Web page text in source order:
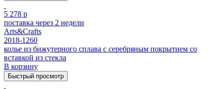
5 278 р
поставка через 2 недели
Arts&Crafts
2018-1260
колье из бижутерного сплава с серебряным покрытием cо
вставкой из стекла
В корзину
Быстрый просмотр